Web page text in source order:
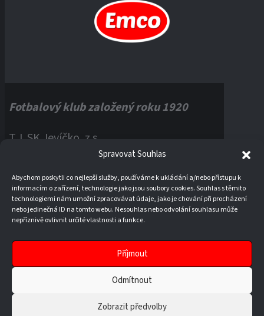
Spravovat Souhlas
Abychom poskytli co nejlepší služby, používáme k ukládání a/nebo přístupu k
informacím o zařízení, technologie jako jsou soubory cookies. Souhlas s těmito
technologiemi nám umožní zpracovávat údaje, jako je chování při procházení
nebo jedinečná ID na tomto webu. Nesouhlas nebo odvolání souhlasu může
nepříznivě ovlivnit určité vlastnosti a funkce.
Příjmout
Odmítnout
Zobrazit předvolby
Fotbalový klub založený roku 1920
T.J. SK Jevíčko, z.s.
IČO:60121670